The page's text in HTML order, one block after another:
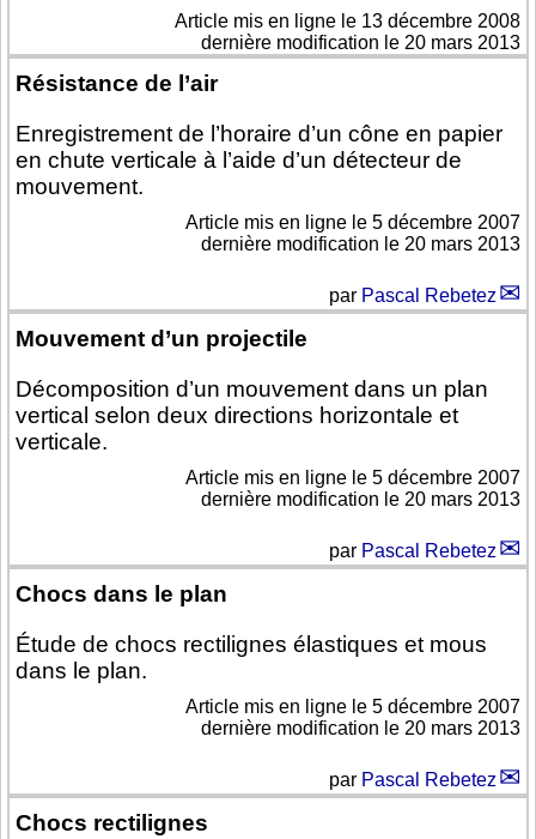
Article mis en ligne le 13 décembre 2008
dernière modification le 20 mars 2013
Résistance de l’air
Enregistrement de l’horaire d’un cône en papier
en chute verticale à l’aide d’un détecteur de
mouvement.
Article mis en ligne le 5 décembre 2007
dernière modification le 20 mars 2013
par Pascal Rebetez
Mouvement d’un projectile
Décomposition d’un mouvement dans un plan
vertical selon deux directions horizontale et
verticale.
Article mis en ligne le 5 décembre 2007
dernière modification le 20 mars 2013
par Pascal Rebetez
Chocs dans le plan
Étude de chocs rectilignes élastiques et mous
dans le plan.
Article mis en ligne le 5 décembre 2007
dernière modification le 20 mars 2013
par Pascal Rebetez
Chocs rectilignes